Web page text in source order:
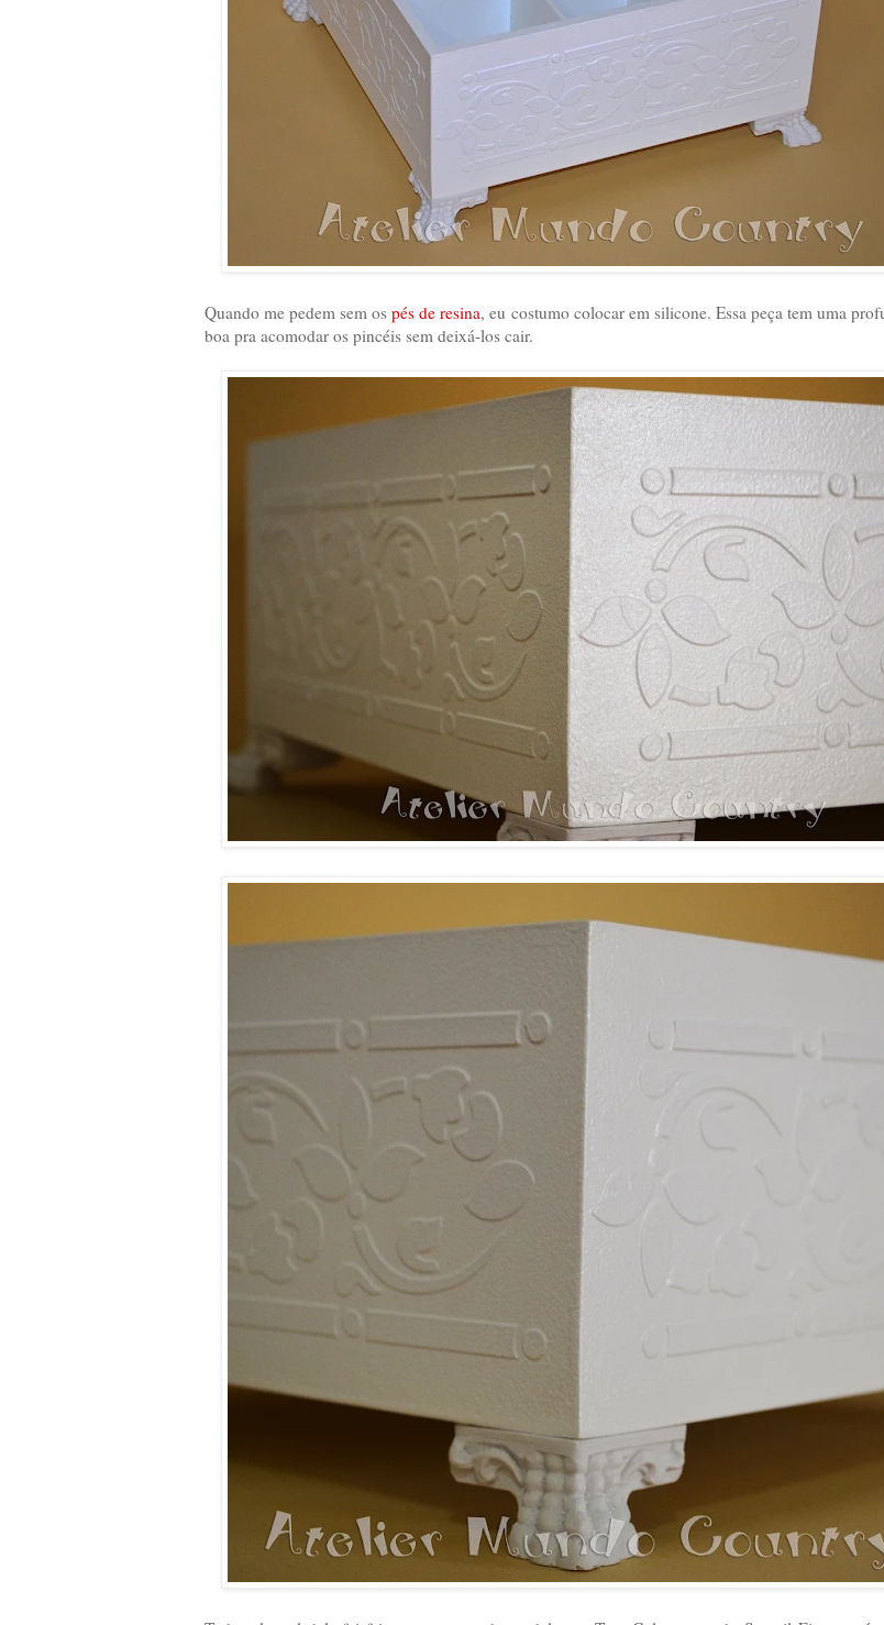
Quando me pedem sem ospés de resina, eu costumo colocar em silicone. Essa peça tem uma
boa pra acomodar os pincéis sem deixá-los cair.